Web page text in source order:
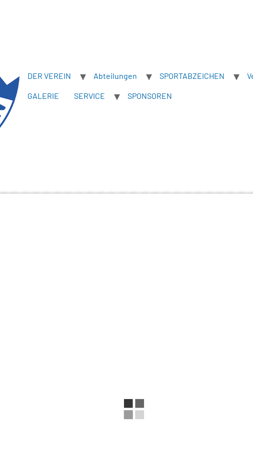
DER VEREIN Abteilungen SPORTABZEICHEN
GALERIE SERVICE SPONSOREN